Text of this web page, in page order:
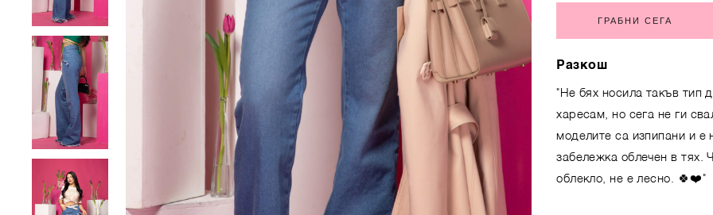
ГРАБНИ СЕГА
Разкош
"Не бях носила такъв тип
харесам, но сега не ги
моделите са изпипани и
забележка облечен в тях.
облекло, не е лесно. 🍀❤️"